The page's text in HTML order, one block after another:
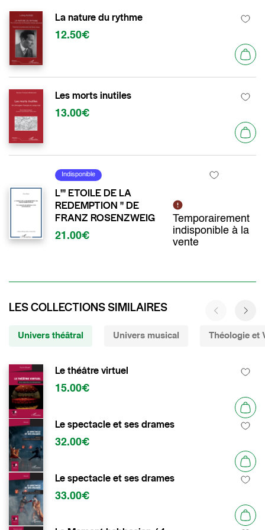
La nature du rythme
12.50€
Les morts inutiles
13.00€
Indisponible
L'" ETOILE DE LA
REDEMPTION " DE
FRANZ ROSENZWEIG
21.00€
Temporairement
indisponible à la
vente
LES COLLECTIONS SIMILAIRES
Univers théâtral Univers musical Théologie et
Le théâtre virtuel
15.00€
Le spectacle et ses drames
32.00€
Le spectacle et ses drames
33.00€